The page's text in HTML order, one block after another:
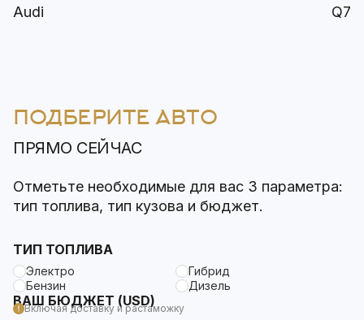
Audi Q7
ПОДБЕРИТЕ АВТО
ПРЯМО СЕЙЧАС
Отметьте необходимые для вас 3 параметра:
тип топлива, тип кузова и бюджет.
ТИП ТОПЛИВА
Электро
Гибрид
Бензин
Дизель
ВАШ БЮДЖЕТ (USD)
Включая доставку и растаможку